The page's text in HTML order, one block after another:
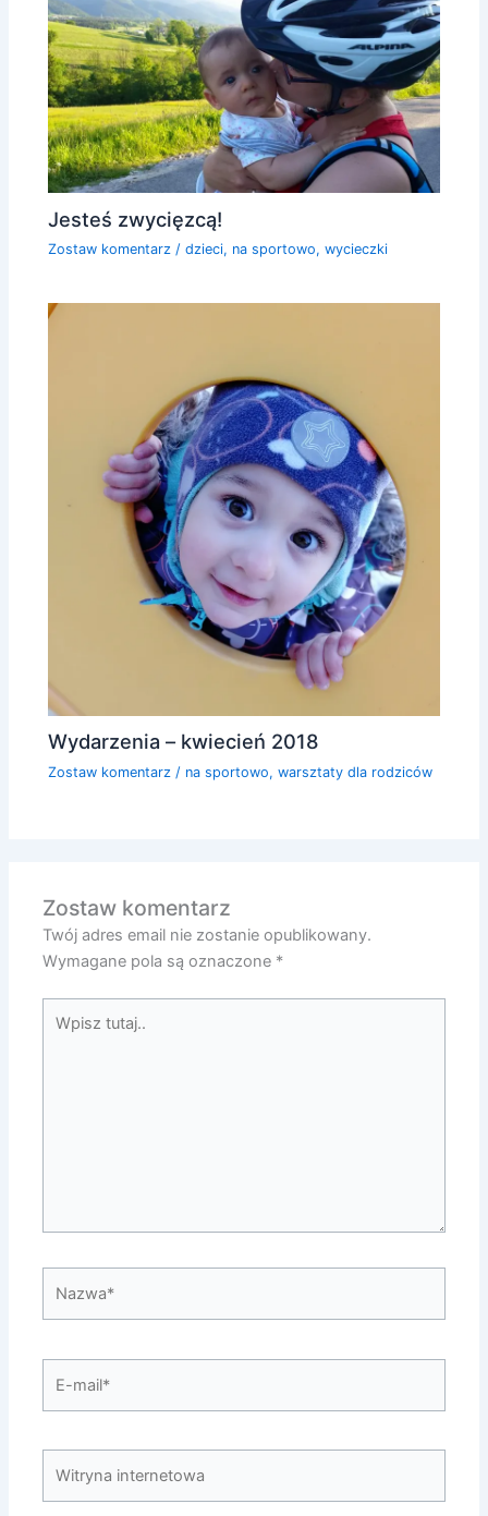
Jesteś zwycięzcą!
Zostaw komentarz /dzieci, na sportowo,wycieczki
Wydarzenia – kwiecień 2018
Zostaw komentarz / na sportowo,warsztaty dla rodziców
Zostaw komentarz
Twój adres email nie zostanie opublikowany.
Wymagane pola są oznaczone *
tutaj..
mail*
internetowa